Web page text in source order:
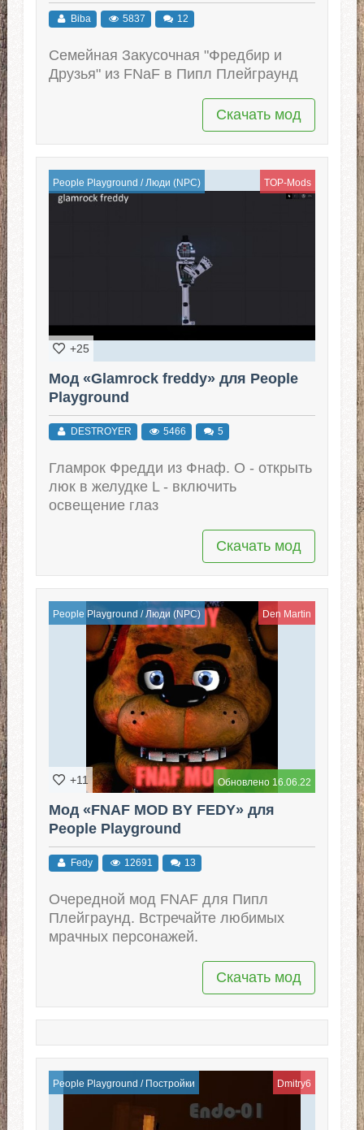
Biba 5837 12
Семейная Закусочная "Фредбир и
Друзья" из FNaF в Пипл Плейграунд
Скачать мод
People Playground / Люди (NPC) TOP-Mods
+25
Мод «Glamrock freddy» для People
Playground
DESTROYER 5466 5
Гламрок Фредди из Фнаф. O - открыть
люк в желудке L - включить
освещение глаз
Скачать мод
People Playground / Люди (NPC) Den Martin
Обновлено 16.06.22
+11
Мод «FNAF MOD BY FEDY» для
People Playground
Fedy 12691 13
Очередной мод FNAF для Пипл
Плейграунд. Встречайте любимых
мрачных персонажей.
Скачать мод
People Playground / Постройки Dmitry6